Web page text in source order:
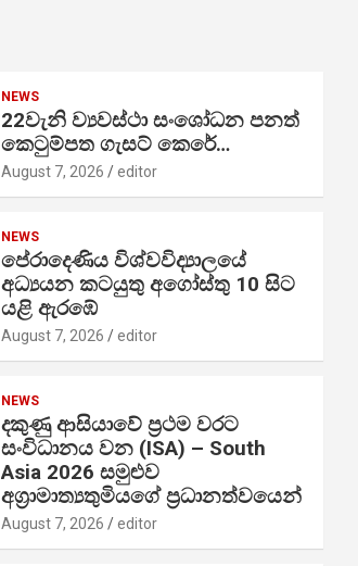
NEWS
22වැනි ව්‍යවස්ථා සංශෝධන පනත්
කෙටුම්පත ගැසට් කෙරේ…
August 7, 2026 editor
NEWS
පේරාදෙණිය විශ්වවිද්‍යාලයේ
අධ්‍යයන කටයුතු අගෝස්තු 10 සිට
යළි ඇරඹේ
August 7, 2026 editor
NEWS
දකුණු ආසියාවේ ප්‍රථම වරට
සංවිධානය වන (ISA) – South
Asia 2026 සමුළුව
අග්‍රාමාත්‍යතුමියගේ ප්‍රධානත්වයෙන්
August 7, 2026 editor